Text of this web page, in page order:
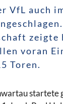
VfL auch
zeigte
voran
Toren.
startete